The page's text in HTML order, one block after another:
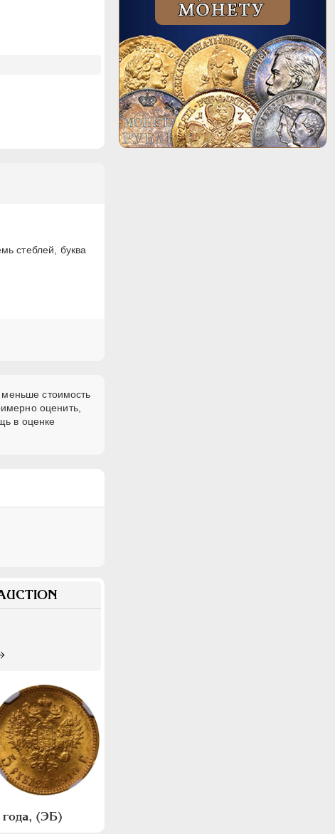
стеблей, буква
стоимость
оценить,
в оценке
(ЭБ)